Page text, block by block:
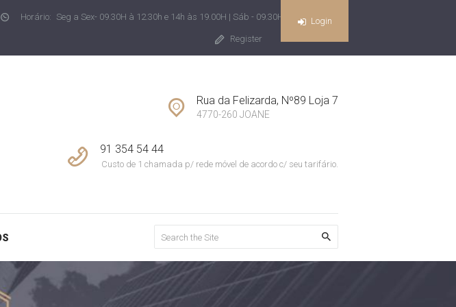
Horário: Seg a Sex- 09.30H à 12.30h e 14h às 19.00H | Sáb - 09.30H às 13H
Register
Login
Rua da Felizarda, Nº89 Loja 7
4770-260 JOANE
91 354 54 44
Custo de 1 chamada p/ rede móvel de acordo c/ seu tarifário.